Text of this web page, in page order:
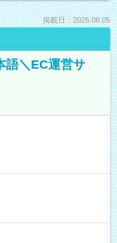
掲載日：2026.08.05
語＼EC運営サ